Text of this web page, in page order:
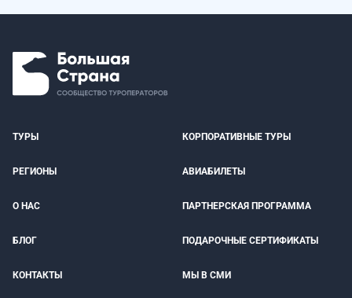
ТУРЫ КОРПОРАТИВНЫЕ ТУРЫ
РЕГИОНЫ АВИАБИЛЕТЫ
О НАС ПАРТНЕРСКАЯ ПРОГРАММА
БЛОГ ПОДАРОЧНЫЕ СЕРТИФИКАТЫ
КОНТАКТЫ МЫ В СМИ